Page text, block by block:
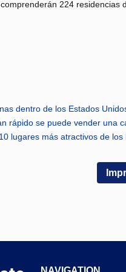
224 residencias
dentro de los Estados
rápido se puede vender una
lugares más atractivos de